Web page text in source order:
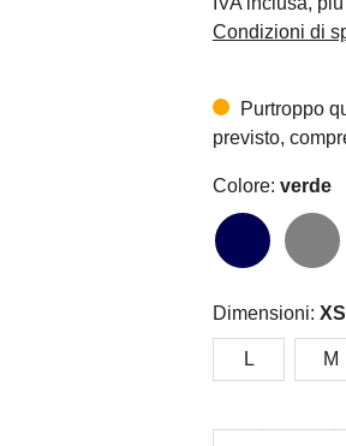
Condizioni di
Purtroppo
previsto,
Colore: verde
Dimensioni: XS
L M